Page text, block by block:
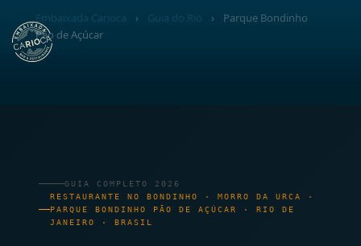
Embaixada Carioca › Guia do Rio ›
Parque Bondinho
Pão de Açúcar
GUIA COMPLETO 2026
RESTAURANTE NO BONDINHO · MORRO DA URCA ·
PARQUE BONDINHO PÃO DE AÇÚCAR · RIO DE
JANEIRO · BRASIL